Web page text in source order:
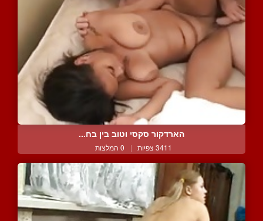
הארדקור סקסי וטוב בין בח...
3411 צפיות | 0 המלצות